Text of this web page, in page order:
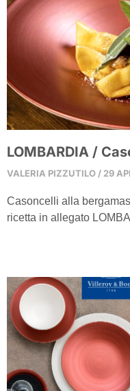
LOMBARDIA /
VALERIA PIZZUTILO 29
Casoncelli alla
ricetta in allegato